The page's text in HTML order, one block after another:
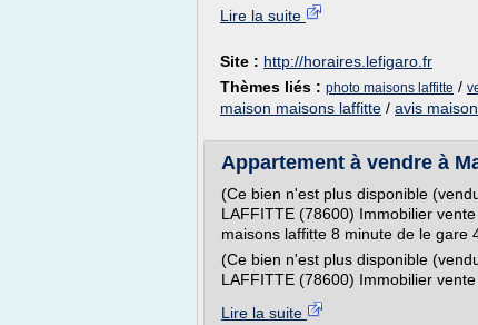
Lire la suite
Site : http://horaires.lefigaro.fr
Thèmes liés : photo maisons laffitte /
maison maisons laffitte / avis
Appartement à vendre à
(Ce bien n'est plus disponible
LAFFITTE (78600) Immobilier
maisons laffitte 8 minute de le gare
(Ce bien n'est plus disponible
LAFFITTE (78600) Immobilier vente
Lire la suite